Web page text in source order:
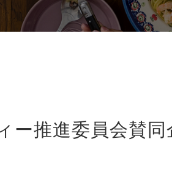
ー推進委員会賛同